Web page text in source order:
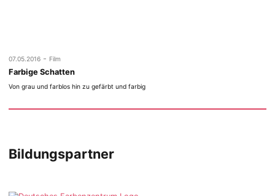
07.05.2016 - Film
Farbige Schatten
Von grau und farblos hin zu gefärbt und farbig
Bildungspartner